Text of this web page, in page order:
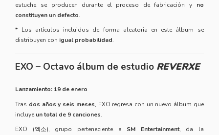
estuche se producen durante el proceso de fabricación y no
constituyen un defecto.
* Los artículos incluidos de forma aleatoria en este álbum se
distribuyen con igual probabilidad.
EXO – Octavo álbum de estudio REVERXE
Lanzamiento: 19 de enero
Tras dos años y seis meses, EXO regresa con un nuevo álbum que
incluye un total de 9 canciones.
EXO (엑소), grupo perteneciente a SM Entertainment, da la